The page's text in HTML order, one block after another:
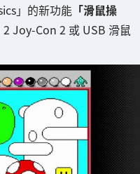
」的新功能 「滑鼠操
Joy-Con 2 或 USB 滑鼠